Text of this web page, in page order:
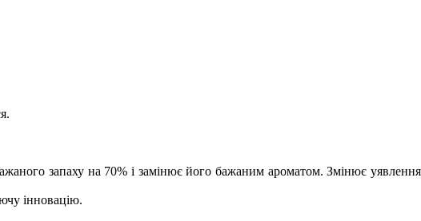
запаху на 70% і замінює його бажаним ароматом. Змінює уявлення
інновацію.